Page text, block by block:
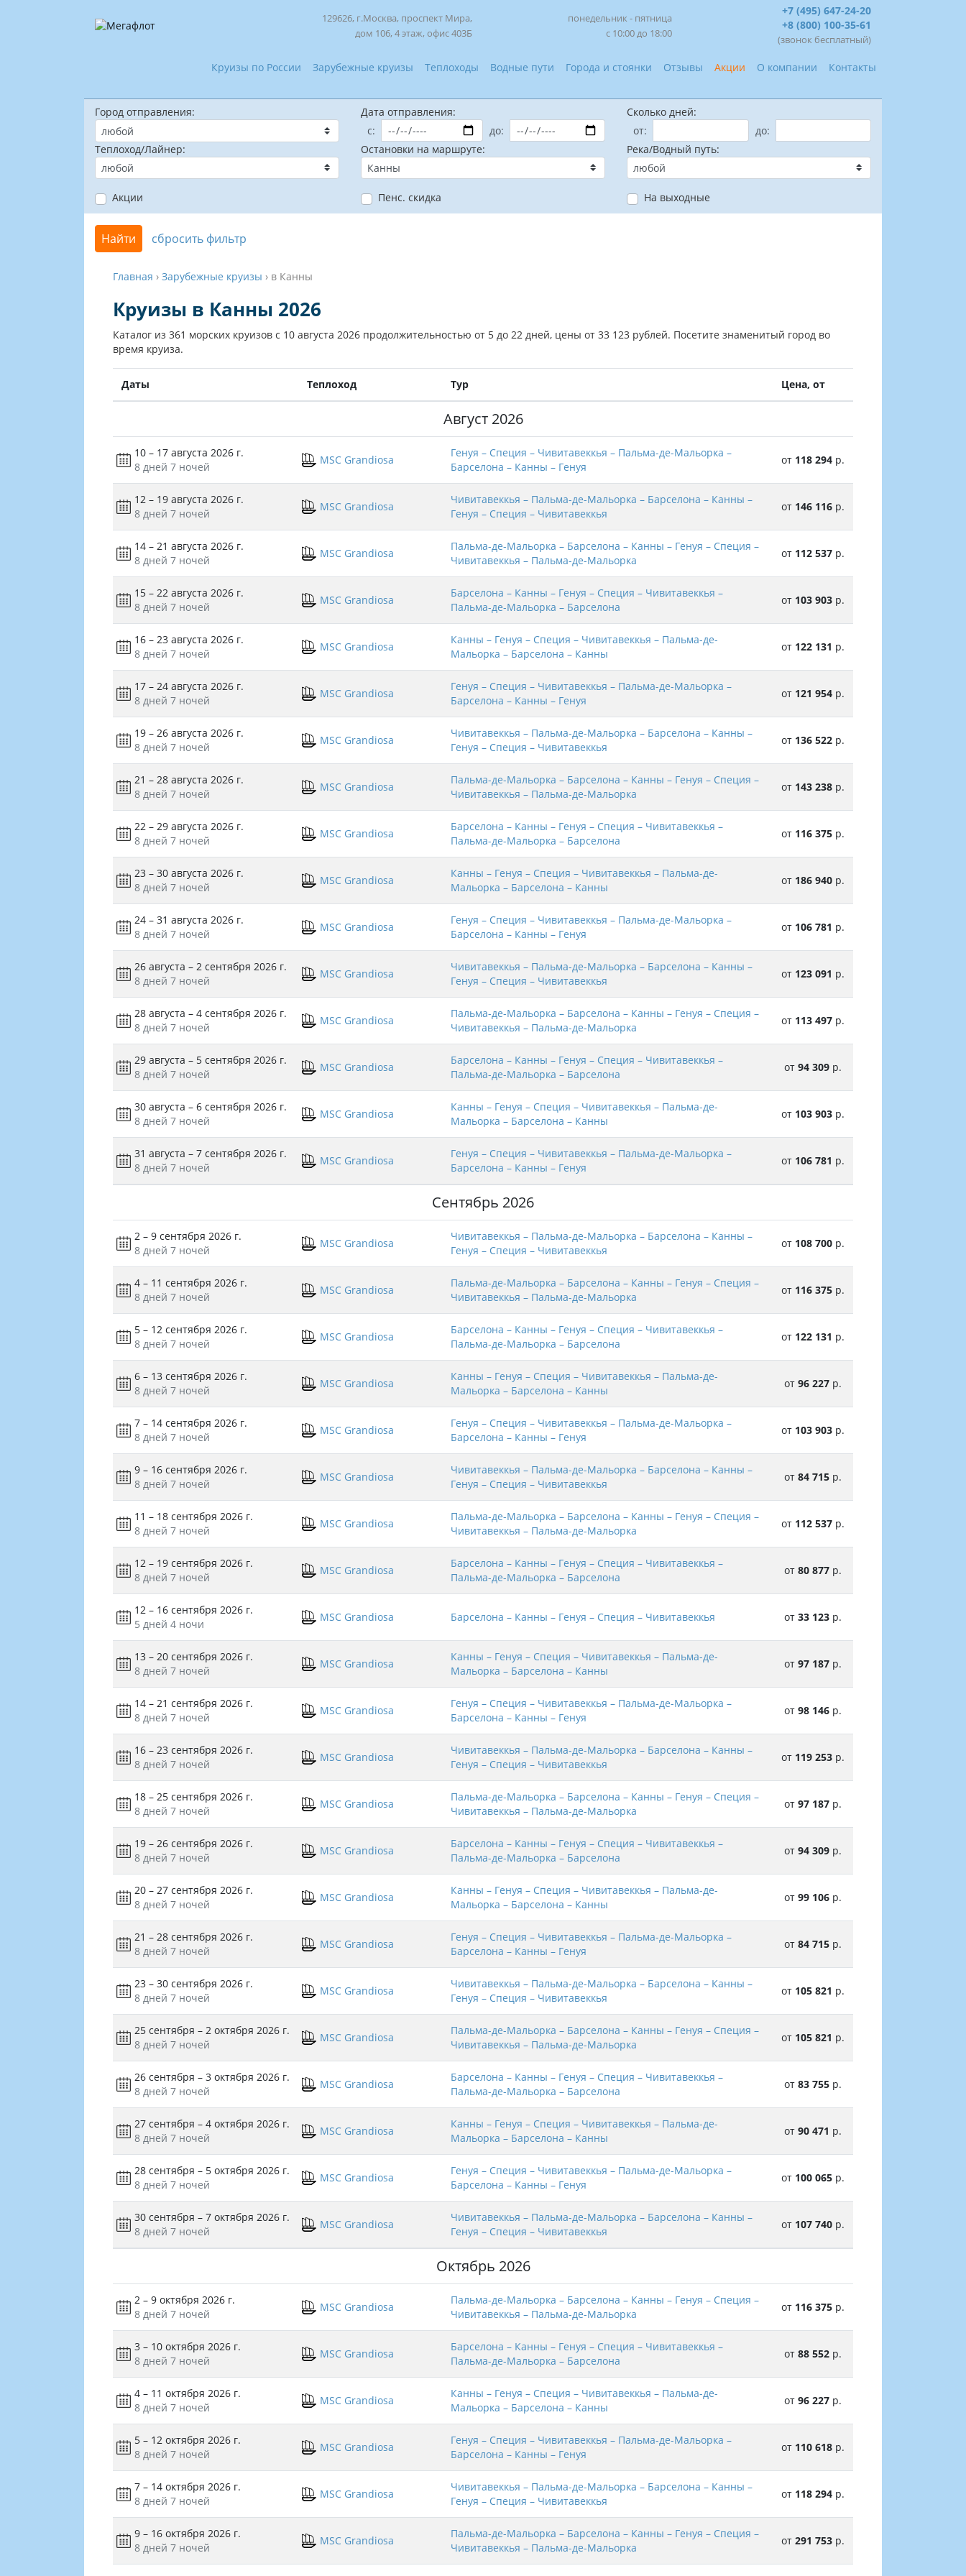
129626, г.Москва, проспект Мира,
дом 106, 4 этаж, офис 403Б
понедельник - пятница
с 10:00 до 18:00
+7 (495) 647-24-20
+8 (800) 100-35-61
(звонок бесплатный)
Круизы по России Зарубежные круизы Теплоходы Водные пути Города и стоянки Отзывы Акции О компании Контакты
Город отправления:
Дата отправления:
с:
до:
Сколько дней:
от:
до:
Теплоход/Лайнер:
Остановки на маршруте: Река/Водный путь:
Акции Пенс. скидка На выходные
Найти сбросить фильтр
Главная › Зарубежные круизы › в Канны
Круизы в Канны 2026
Каталог из 361 морских круизов с 10 августа 2026 продолжительностью от 5 до 22 дней, цены от 33 123 рублей. Посетите знаменитый город во
время круиза.
Даты Теплоход Тур Цена, от
Август 2026
10 – 17 августа 2026 г.
8 дней 7 ночей
MSC Grandiosa
Генуя – Специя – Чивитавеккья – Пальма-де-Мальорка –
Барселона – Канны – Генуя
от 118 294 р.
12 – 19 августа 2026 г.
8 дней 7 ночей
MSC Grandiosa
Чивитавеккья – Пальма-де-Мальорка – Барселона – Канны –
Генуя – Специя – Чивитавеккья
от 146 116 р.
14 – 21 августа 2026 г.
8 дней 7 ночей
MSC Grandiosa
Пальма-де-Мальорка – Барселона – Канны – Генуя – Специя –
Чивитавеккья – Пальма-де-Мальорка
от 112 537 р.
15 – 22 августа 2026 г.
8 дней 7 ночей
MSC Grandiosa
Барселона – Канны – Генуя – Специя – Чивитавеккья –
Пальма-де-Мальорка – Барселона
от 103 903 р.
16 – 23 августа 2026 г.
8 дней 7 ночей
MSC Grandiosa
Канны – Генуя – Специя – Чивитавеккья – Пальма-де-
Мальорка – Барселона – Канны
от 122 131 р.
17 – 24 августа 2026 г.
8 дней 7 ночей
MSC Grandiosa
Генуя – Специя – Чивитавеккья – Пальма-де-Мальорка –
Барселона – Канны – Генуя
от 121 954 р.
19 – 26 августа 2026 г.
8 дней 7 ночей
MSC Grandiosa
Чивитавеккья – Пальма-де-Мальорка – Барселона – Канны –
Генуя – Специя – Чивитавеккья
от 136 522 р.
21 – 28 августа 2026 г.
8 дней 7 ночей
MSC Grandiosa
Пальма-де-Мальорка – Барселона – Канны – Генуя – Специя –
Чивитавеккья – Пальма-де-Мальорка
от 143 238 р.
22 – 29 августа 2026 г.
8 дней 7 ночей
MSC Grandiosa
Барселона – Канны – Генуя – Специя – Чивитавеккья –
Пальма-де-Мальорка – Барселона
от 116 375 р.
23 – 30 августа 2026 г.
8 дней 7 ночей
MSC Grandiosa
Канны – Генуя – Специя – Чивитавеккья – Пальма-де-
Мальорка – Барселона – Канны
от 186 940 р.
24 – 31 августа 2026 г.
8 дней 7 ночей
MSC Grandiosa
Генуя – Специя – Чивитавеккья – Пальма-де-Мальорка –
Барселона – Канны – Генуя
от 106 781 р.
26 августа – 2 сентября 2026 г.
8 дней 7 ночей
MSC Grandiosa
Чивитавеккья – Пальма-де-Мальорка – Барселона – Канны –
Генуя – Специя – Чивитавеккья
от 123 091 р.
28 августа – 4 сентября 2026 г.
8 дней 7 ночей
MSC Grandiosa
Пальма-де-Мальорка – Барселона – Канны – Генуя – Специя –
Чивитавеккья – Пальма-де-Мальорка
от 113 497 р.
29 августа – 5 сентября 2026 г.
8 дней 7 ночей
MSC Grandiosa
Барселона – Канны – Генуя – Специя – Чивитавеккья –
Пальма-де-Мальорка – Барселона
от 94 309 р.
30 августа – 6 сентября 2026 г.
8 дней 7 ночей
MSC Grandiosa
Канны – Генуя – Специя – Чивитавеккья – Пальма-де-
Мальорка – Барселона – Канны
от 103 903 р.
31 августа – 7 сентября 2026 г.
8 дней 7 ночей
MSC Grandiosa
Генуя – Специя – Чивитавеккья – Пальма-де-Мальорка –
Барселона – Канны – Генуя
от 106 781 р.
Сентябрь 2026
2 – 9 сентября 2026 г.
8 дней 7 ночей
MSC Grandiosa
Чивитавеккья – Пальма-де-Мальорка – Барселона – Канны –
Генуя – Специя – Чивитавеккья
от 108 700 р.
4 – 11 сентября 2026 г.
8 дней 7 ночей
MSC Grandiosa
Пальма-де-Мальорка – Барселона – Канны – Генуя – Специя –
Чивитавеккья – Пальма-де-Мальорка
от 116 375 р.
5 – 12 сентября 2026 г.
8 дней 7 ночей
MSC Grandiosa
Барселона – Канны – Генуя – Специя – Чивитавеккья –
Пальма-де-Мальорка – Барселона
от 122 131 р.
6 – 13 сентября 2026 г.
8 дней 7 ночей
MSC Grandiosa
Канны – Генуя – Специя – Чивитавеккья – Пальма-де-
Мальорка – Барселона – Канны
от 96 227 р.
7 – 14 сентября 2026 г.
8 дней 7 ночей
MSC Grandiosa
Генуя – Специя – Чивитавеккья – Пальма-де-Мальорка –
Барселона – Канны – Генуя
от 103 903 р.
9 – 16 сентября 2026 г.
8 дней 7 ночей
MSC Grandiosa
Чивитавеккья – Пальма-де-Мальорка – Барселона – Канны –
Генуя – Специя – Чивитавеккья
от 84 715 р.
11 – 18 сентября 2026 г.
8 дней 7 ночей
MSC Grandiosa
Пальма-де-Мальорка – Барселона – Канны – Генуя – Специя –
Чивитавеккья – Пальма-де-Мальорка
от 112 537 р.
12 – 19 сентября 2026 г.
8 дней 7 ночей
MSC Grandiosa
Барселона – Канны – Генуя – Специя – Чивитавеккья –
Пальма-де-Мальорка – Барселона
от 80 877 р.
12 – 16 сентября 2026 г.
5 дней 4 ночи
MSC Grandiosa Барселона – Канны – Генуя – Специя – Чивитавеккья от 33 123 р.
13 – 20 сентября 2026 г.
8 дней 7 ночей
MSC Grandiosa
Канны – Генуя – Специя – Чивитавеккья – Пальма-де-
Мальорка – Барселона – Канны
от 97 187 р.
14 – 21 сентября 2026 г.
8 дней 7 ночей
MSC Grandiosa
Генуя – Специя – Чивитавеккья – Пальма-де-Мальорка –
Барселона – Канны – Генуя
от 98 146 р.
16 – 23 сентября 2026 г.
8 дней 7 ночей
MSC Grandiosa
Чивитавеккья – Пальма-де-Мальорка – Барселона – Канны –
Генуя – Специя – Чивитавеккья
от 119 253 р.
18 – 25 сентября 2026 г.
8 дней 7 ночей
MSC Grandiosa
Пальма-де-Мальорка – Барселона – Канны – Генуя – Специя –
Чивитавеккья – Пальма-де-Мальорка
от 97 187 р.
19 – 26 сентября 2026 г.
8 дней 7 ночей
MSC Grandiosa
Барселона – Канны – Генуя – Специя – Чивитавеккья –
Пальма-де-Мальорка – Барселона
от 94 309 р.
20 – 27 сентября 2026 г.
8 дней 7 ночей
MSC Grandiosa
Канны – Генуя – Специя – Чивитавеккья – Пальма-де-
Мальорка – Барселона – Канны
от 99 106 р.
21 – 28 сентября 2026 г.
8 дней 7 ночей
MSC Grandiosa
Генуя – Специя – Чивитавеккья – Пальма-де-Мальорка –
Барселона – Канны – Генуя
от 84 715 р.
23 – 30 сентября 2026 г.
8 дней 7 ночей
MSC Grandiosa
Чивитавеккья – Пальма-де-Мальорка – Барселона – Канны –
Генуя – Специя – Чивитавеккья
от 105 821 р.
25 сентября – 2 октября 2026 г.
8 дней 7 ночей
MSC Grandiosa
Пальма-де-Мальорка – Барселона – Канны – Генуя – Специя –
Чивитавеккья – Пальма-де-Мальорка
от 105 821 р.
26 сентября – 3 октября 2026 г.
8 дней 7 ночей
MSC Grandiosa
Барселона – Канны – Генуя – Специя – Чивитавеккья –
Пальма-де-Мальорка – Барселона
от 83 755 р.
27 сентября – 4 октября 2026 г.
8 дней 7 ночей
MSC Grandiosa
Канны – Генуя – Специя – Чивитавеккья – Пальма-де-
Мальорка – Барселона – Канны
от 90 471 р.
28 сентября – 5 октября 2026 г.
8 дней 7 ночей
MSC Grandiosa
Генуя – Специя – Чивитавеккья – Пальма-де-Мальорка –
Барселона – Канны – Генуя
от 100 065 р.
30 сентября – 7 октября 2026 г.
8 дней 7 ночей
MSC Grandiosa
Чивитавеккья – Пальма-де-Мальорка – Барселона – Канны –
Генуя – Специя – Чивитавеккья
от 107 740 р.
Октябрь 2026
2 – 9 октября 2026 г.
8 дней 7 ночей
MSC Grandiosa
Пальма-де-Мальорка – Барселона – Канны – Генуя – Специя –
Чивитавеккья – Пальма-де-Мальорка
от 116 375 р.
3 – 10 октября 2026 г.
8 дней 7 ночей
MSC Grandiosa
Барселона – Канны – Генуя – Специя – Чивитавеккья –
Пальма-де-Мальорка – Барселона
от 88 552 р.
4 – 11 октября 2026 г.
8 дней 7 ночей
MSC Grandiosa
Канны – Генуя – Специя – Чивитавеккья – Пальма-де-
Мальорка – Барселона – Канны
от 96 227 р.
5 – 12 октября 2026 г.
8 дней 7 ночей
MSC Grandiosa
Генуя – Специя – Чивитавеккья – Пальма-де-Мальорка –
Барселона – Канны – Генуя
от 110 618 р.
7 – 14 октября 2026 г.
8 дней 7 ночей
MSC Grandiosa
Чивитавеккья – Пальма-де-Мальорка – Барселона – Канны –
Генуя – Специя – Чивитавеккья
от 118 294 р.
9 – 16 октября 2026 г.
8 дней 7 ночей
MSC Grandiosa
Пальма-де-Мальорка – Барселона – Канны – Генуя – Специя –
Чивитавеккья – Пальма-де-Мальорка
от 291 753 р.